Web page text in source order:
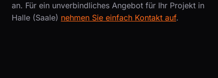
an. Für ein unverbindliches Angebot für Ihr Projekt in
Halle (Saale) nehmen Sie einfach Kontakt auf.